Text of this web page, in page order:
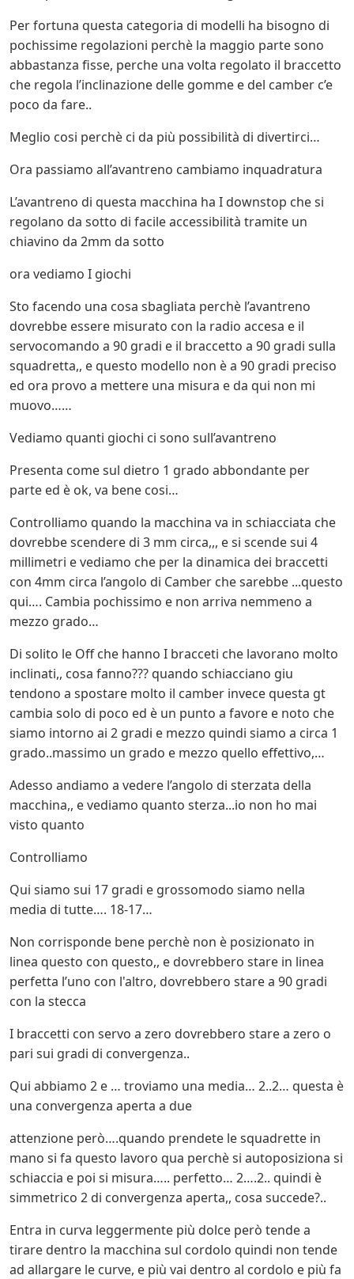
Per fortuna questa categoria di modelli ha bisogno di
pochissime regolazioni perchè la maggio parte sono
abbastanza fisse, perche una volta regolato il braccetto
che regola l’inclinazione delle gomme e del camber c’e
poco da fare..
Meglio cosi perchè ci da più possibilità di divertirci…
Ora passiamo all’avantreno cambiamo inquadratura
L’avantreno di questa macchina ha I downstop che si
regolano da sotto di facile accessibilità tramite un
chiavino da 2mm da sotto
ora vediamo I giochi
Sto facendo una cosa sbagliata perchè l’avantreno
dovrebbe essere misurato con la radio accesa e il
servocomando a 90 gradi e il braccetto a 90 gradi sulla
squadretta,, e questo modello non è a 90 gradi preciso
ed ora provo a mettere una misura e da qui non mi
muovo……
Vediamo quanti giochi ci sono sull’avantreno
Presenta come sul dietro 1 grado abbondante per
parte ed è ok, va bene cosi…
Controlliamo quando la macchina va in schiacciata che
dovrebbe scendere di 3 mm circa,,, e si scende sui 4
millimetri e vediamo che per la dinamica dei braccetti
con 4mm circa l’angolo di Camber che sarebbe ...questo
qui…. Cambia pochissimo e non arriva nemmeno a
mezzo grado…
Di solito le Off che hanno I bracceti che lavorano molto
inclinati,, cosa fanno??? quando schiacciano giu
tendono a spostare molto il camber invece questa gt
cambia solo di poco ed è un punto a favore e noto che
siamo intorno ai 2 gradi e mezzo quindi siamo a circa 1
grado..massimo un grado e mezzo quello effettivo,…
Adesso andiamo a vedere l’angolo di sterzata della
macchina,, e vediamo quanto sterza...io non ho mai
visto quanto
Controlliamo
Qui siamo sui 17 gradi e grossomodo siamo nella
media di tutte…. 18-17…
Non corrisponde bene perchè non è posizionato in
linea questo con questo,, e dovrebbero stare in linea
perfetta l’uno con l'altro, dovrebbero stare a 90 gradi
con la stecca
I braccetti con servo a zero dovrebbero stare a zero o
pari sui gradi di convergenza..
Qui abbiamo 2 e … troviamo una media… 2..2… questa è
una convergenza aperta a due
attenzione però….quando prendete le squadrette in
mano si fa questo lavoro qua perchè si autoposiziona si
schiaccia e poi si misura….. perfetto… 2….2.. quindi è
simmetrico 2 di convergenza aperta,, cosa succede?..
Entra in curva leggermente più dolce però tende a
tirare dentro la macchina sul cordolo quindi non tende
ad allargare le curve, e più vai dentro al cordolo e più fa